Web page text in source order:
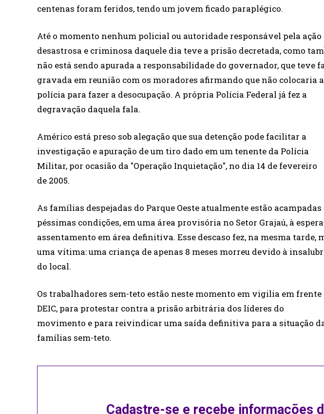
centenas foram feridos, tendo um jovem ficado paraplégico.
Até o momento nenhum policial ou autoridade responsável pela ação
desastrosa e criminosa daquele dia teve a prisão decretada, como
não está sendo apurada a responsabilidade do governador, que teve
gravada em reunião com os moradores afirmando que não colocaria a
polícia para fazer a desocupação. A própria Polícia Federal já fez a
degravação daquela fala.
Américo está preso sob alegação que sua detenção pode facilitar a
investigação e apuração de um tiro dado em um tenente da Polícia
Militar, por ocasião da "Operação Inquietação", no dia 14 de fevereiro
de 2005.
As famílias despejadas do Parque Oeste atualmente estão acampadas
péssimas condições, em uma área provisória no Setor Grajaú, à
assentamento em área definitiva. Esse descaso fez, na mesma tarde,
uma vítima: uma criança de apenas 8 meses morreu devido à
do local.
Os trabalhadores sem-teto estão neste momento em vigilia em frente
DEIC, para protestar contra a prisão arbitrária dos líderes do
movimento e para reivindicar uma saída definitiva para a situação
famílias sem-teto.
Cadastre-se e recebe informações